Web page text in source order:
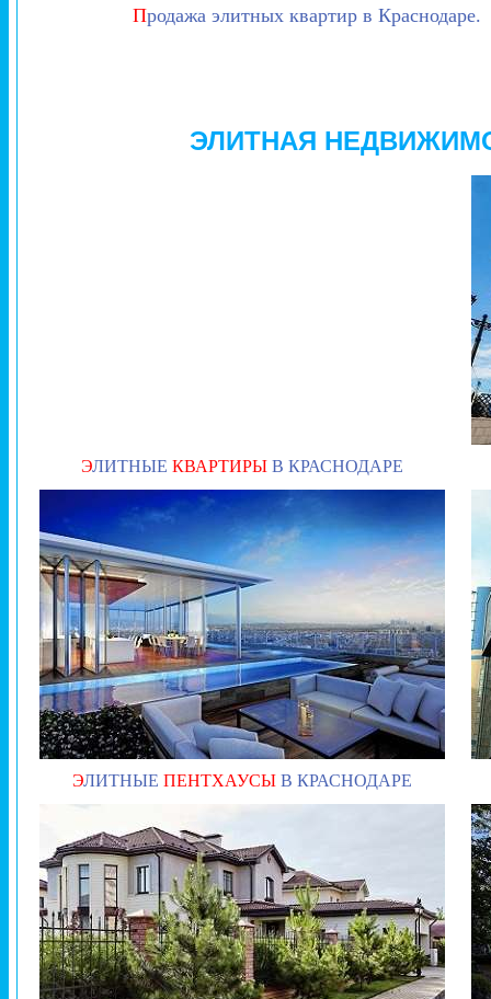
Продажа элитных квартир в Краснодаре.
ЭЛИТНАЯ
ЭЛИТНЫЕ КВАРТИРЫ В КРАСНОДАРЕ
ЭЛИТНЫЕ ПЕНТХАУСЫ В КРАСНОДАРЕ